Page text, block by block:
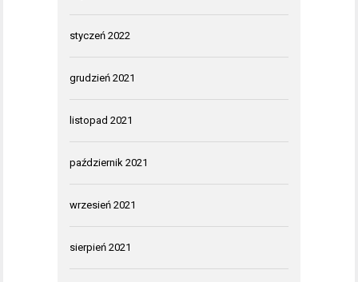
styczeń 2022
grudzień 2021
listopad 2021
październik 2021
wrzesień 2021
sierpień 2021